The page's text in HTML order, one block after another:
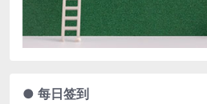
● 每日签到